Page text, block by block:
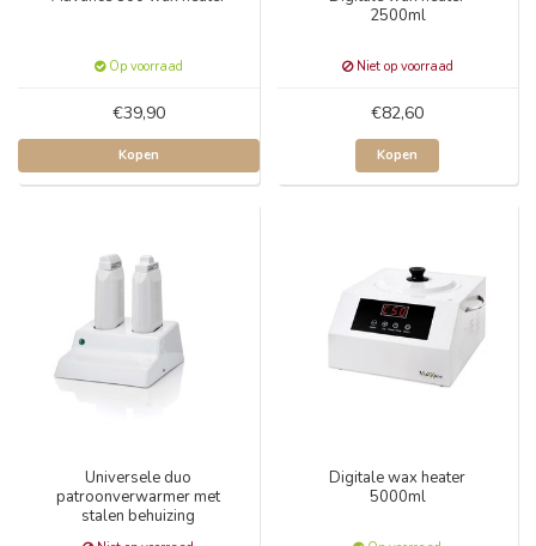
Op voorraad
€39,90
Kopen
2500ml
Niet op voorraad
€82,60
Kopen
Universele duo
patroonverwarmer met
stalen behuizing
Digitale wax heater
5000ml